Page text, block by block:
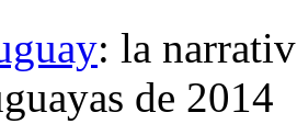
: la
de 2014